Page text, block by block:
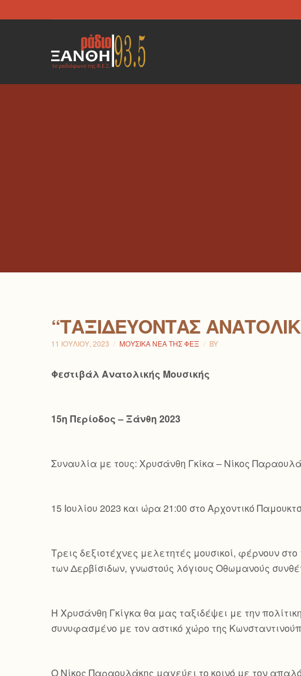
“ΤΑΞΙΔΕΎΟΝΤΑΣ
11 ΙΟΥΛΊΟΥ, 2023 ΜΟΥΣΙΚΆ ΝΈΑ ΤΗΣ ΦΕΞ BY
Φεστιβάλ Ανατολικής Μουσικής
15η Περίοδος – Ξάνθη 2023
Συναυλία με τους: Χρυσάνθη Γκίκα – Νίκος
15 Ιουλίου 2023 και ώρα 21:00 στο Αρχοντικό
Τρεις δεξιοτέχνες μελετητές μουσικοί, φέρνουν
των Δερβίσιδων, γνωστούς λόγιους Οθωμανούς
Η Χρυσάνθη Γκίγκα θα μας ταξιδέψει με την
συνυφασμένο με τον αστικό χώρο της
Ο Νίκος Παραουλάκης μαγεύει το κοινό με τον